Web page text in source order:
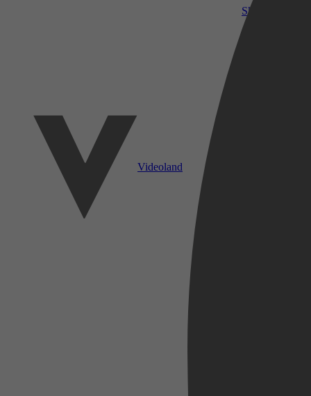
SkyShowtime
Videoland